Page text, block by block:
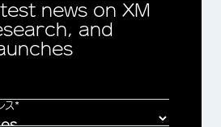
news on XM
and
ス*